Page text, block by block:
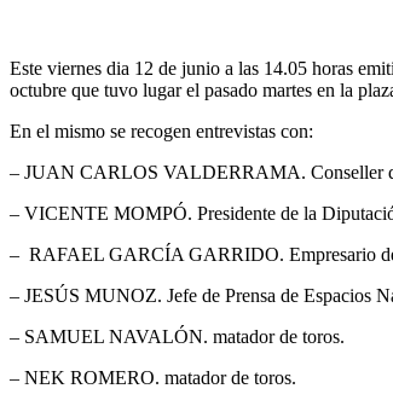
Este viernes dia 12 de junio a las 14.05 horas
octubre que tuvo lugar el pasado martes en la
En el mismo se recogen entrevistas con:
– JUAN CARLOS VALDERRAMA. Conseller
– VICENTE MOMPÓ. Presidente de la
– RAFAEL GARCÍA GARRIDO. Empresario de
– JESÚS MUNOZ. Jefe de Prensa de Espacios
– SAMUEL NAVALÓN. matador de toros.
– NEK ROMERO. matador de toros.